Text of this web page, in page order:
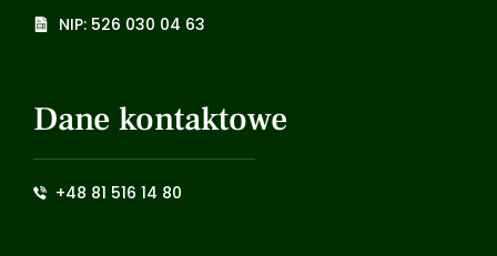
NIP: 526 030 04 63
Dane kontaktowe
+48 81 516 14 80